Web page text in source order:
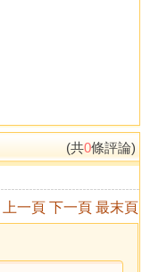
(共0條評論)
上一頁 下一頁 最末頁